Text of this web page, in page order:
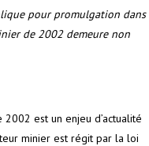
pour promulgation dans
de 2002 demeure non
est un enjeu d’actualité
minier est régit par la loi